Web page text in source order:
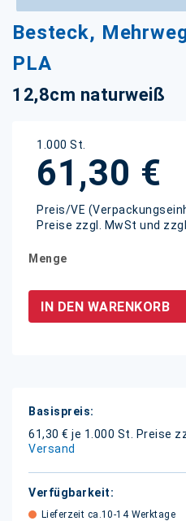
Besteck,
PLA
12,8cm naturweiß
1.000 St.
61,30 €
Preis/VE
Preise zzgl. MwSt und zzgl.
Menge
IN DEN WARENKORB
Weitere
Informationen
61,30 € je 1.000 St.
Preise
Versand
Lieferzeit ca.10-14 Werktage
Anfang
der
Bildgalerie
springen